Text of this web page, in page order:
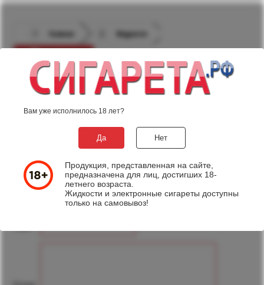
Вам уже исполнилось 18 лет?
Да Нет
Продукция, представленная на сайте,
предназначена для лиц, достигших 18-
летнего возраста.
Жидкости и электронные сигареты доступны
только на самовывоз!
Главная Жидкости
ОТЗЫВЫ О ПРОДУКТЕ
FRUTTISSIMO - БЕСПОДОБНАЯ
ВИШНЯ
Нет отзывов об этом продукте
Написать отзыв